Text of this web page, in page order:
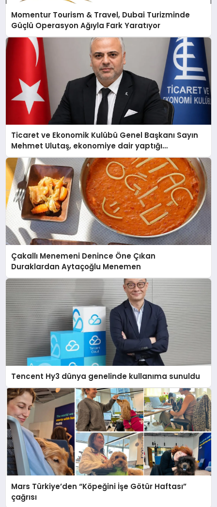
Momentur Tourism & Travel, Dubai Turizminde
Güçlü Operasyon Ağıyla Fark Yaratıyor
Ticaret ve Ekonomik Kulübü Genel Başkanı Sayın
Mehmet Ulutaş, ekonomiye dair yaptığı
açıklamada şunları kaydetti:
Çakallı Menemeni Denince Öne Çıkan
Duraklardan Aytaçoğlu Menemen
Tencent Hy3 dünya genelinde kullanıma sunuldu
Mars Türkiye’den “Köpeğini İşe Götür Haftası”
çağrısı